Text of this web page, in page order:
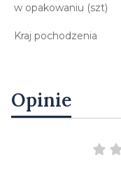
w opakowaniu (szt)
Kraj pochodzenia
Opinie